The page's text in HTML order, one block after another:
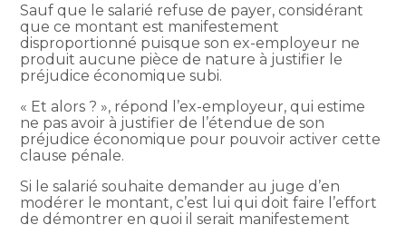
Sauf que le salarié refuse de payer, considérant
que ce montant est manifestement
disproportionné puisque son ex-employeur ne
produit aucune pièce de nature à justifier le
préjudice économique subi.
« Et alors ? », répond l’ex-employeur, qui estime
ne pas avoir à justifier de l’étendue de son
préjudice économique pour pouvoir activer cette
clause pénale.
Si le salarié souhaite demander au juge d’en
modérer le montant, c’est lui qui doit faire l’effort
de démontrer en quoi il serait manifestement